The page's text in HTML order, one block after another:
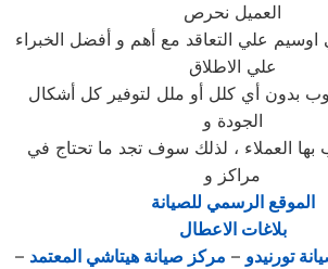
العميل نحرص
علي التعاقد مع أهم و أفضل الخبراء
علي الاطلاق
الجودة و
مراكز و
الموقع الرسمي للصيانة
بلاغات الاعطال
تورنيدو – مركز صيانة هيتاشي المعتمد –